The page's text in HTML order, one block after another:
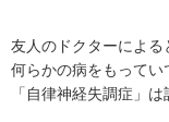
友人のドクターによる
何らかの病をもってい
「自律神経失調症」